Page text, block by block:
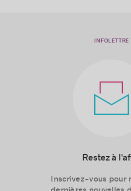
INFOLETTRE
Restez à
Inscrivez-vous pour